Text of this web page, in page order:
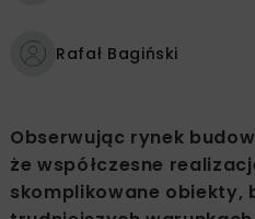
Rafał Bagiński
Obserwując rynek
że współczesne
skomplikowane obiekty,